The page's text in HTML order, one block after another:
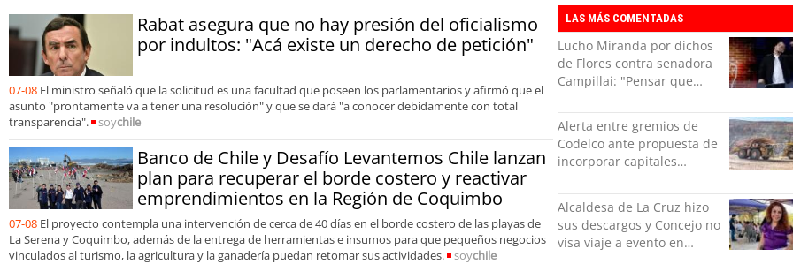
Rabat asegura que no hay presión del oficialismo
por indultos: "Acá existe un derecho de petición"
07-08 El ministro señaló que la solicitud es una facultad que poseen los parlamentarios y afirmó que el
asunto "prontamente va a tener una resolución" y que se dará "a conocer debidamente con total
transparencia".
soychile
Banco de Chile y Desafío Levantemos Chile lanzan
plan para recuperar el borde costero y reactivar
emprendimientos en la Región de Coquimbo
07-08 El proyecto contempla una intervención de cerca de 40 días en el borde costero de las playas de
La Serena y Coquimbo, además de la entrega de herramientas e insumos para que pequeños negocios
vinculados al turismo, la agricultura y la ganadería puedan retomar sus actividades.
soychile
LAS MÁS COMENTADAS
Lucho Miranda por dichos
de Flores contra senadora
Campillai: "Pensar que
es una forma de quitar
dignidad"
Alerta entre gremios de
Codelco ante propuesta de
incorporar capitales
Alcaldesa de La Cruz hizo
sus descargos y Concejo no
visa viaje a evento en